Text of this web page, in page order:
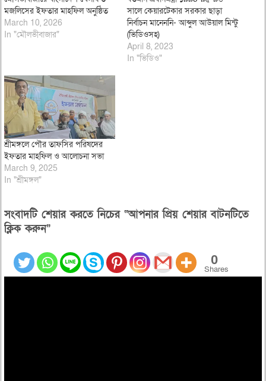
মজলিসের ইফতার মাহফিল অনুষ্ঠিত
March 10, 2026
In "মৌলভীবাজার"
সালে কেয়ারটেকার সরকার ছাড়া
নির্বাচন মানেননি- আব্দুল আউয়াল মিন্টু
(ভিডিওসহ)
April 8, 2023
In "ভিডিও"
শ্রীমঙ্গলে পৌর তাফসির পরিষদের
ইফতার মাহফিল ও আলোচনা সভা
March 9, 2025
In "শ্রীমঙ্গল"
সংবাদটি শেয়ার করতে নিচের “আপনার প্রিয় শেয়ার বাটনটিতে
ক্লিক করুন”
0
Shares